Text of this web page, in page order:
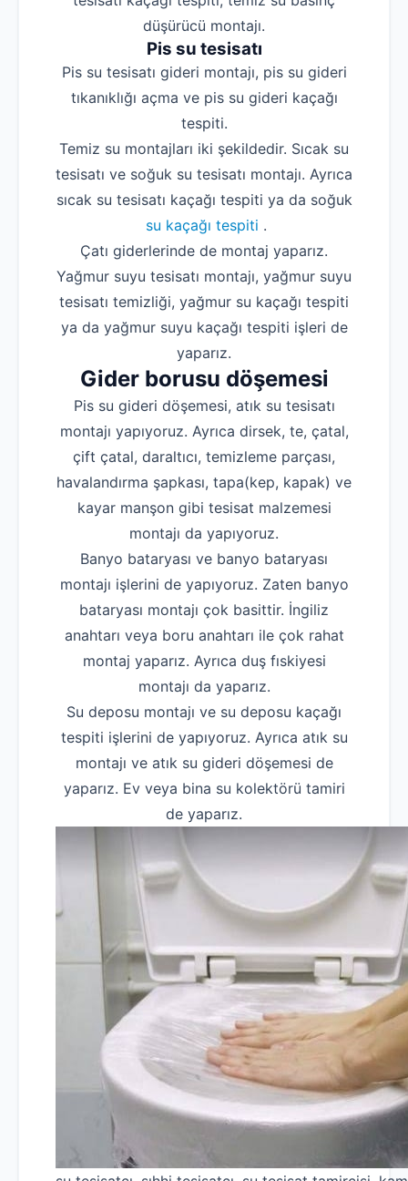
düşürücü montajı.
Pis su tesisatı
Pis su tesisatı gideri montajı, pis su gideri
tıkanıklığı açma ve pis su gideri kaçağı
tespiti.
Temiz su montajları iki şekildedir. Sıcak su
tesisatı ve soğuk su tesisatı montajı. Ayrıca
sıcak su tesisatı kaçağı tespiti ya da soğuk
su kaçağı tespiti .
Çatı giderlerinde de montaj yaparız.
Yağmur suyu tesisatı montajı, yağmur suyu
tesisatı temizliği, yağmur su kaçağı tespiti
ya da yağmur suyu kaçağı tespiti işleri de
yaparız.
Gider borusu döşemesi
Pis su gideri döşemesi, atık su tesisatı
montajı yapıyoruz. Ayrıca dirsek, te, çatal,
çift çatal, daraltıcı, temizleme parçası,
havalandırma şapkası, tapa(kep, kapak) ve
kayar manşon gibi tesisat malzemesi
montajı da yapıyoruz.
Banyo bataryası ve banyo bataryası
montajı işlerini de yapıyoruz. Zaten banyo
bataryası montajı çok basittir. İngiliz
anahtarı veya boru anahtarı ile çok rahat
montaj yaparız. Ayrıca duş fıskiyesi
montajı da yaparız.
Su deposu montajı ve su deposu kaçağı
tespiti işlerini de yapıyoruz. Ayrıca atık su
montajı ve atık su gideri döşemesi de
yaparız. Ev veya bina su kolektörü tamiri
de yaparız.